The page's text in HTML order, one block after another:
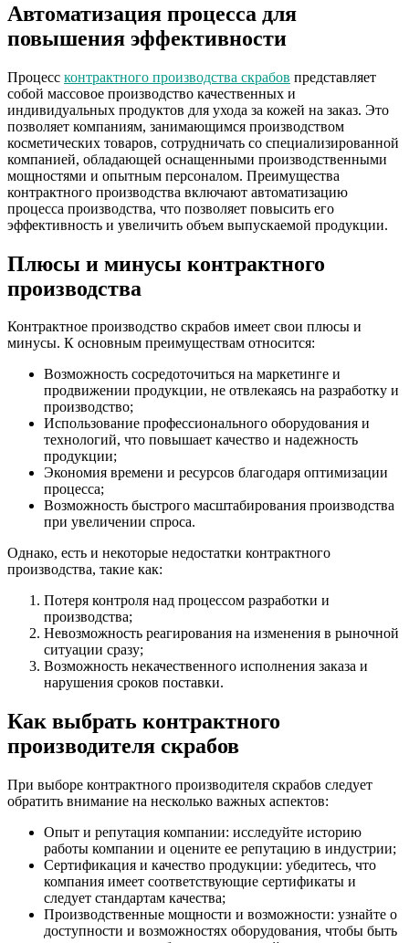
Автоматизация процесса для
повышения эффективности
Процесс контрактного производства скрабов представляет
собой массовое производство качественных и
индивидуальных продуктов для ухода за кожей на заказ. Это
позволяет компаниям, занимающимся производством
косметических товаров, сотрудничать со специализированной
компанией, обладающей оснащенными производственными
мощностями и опытным персоналом. Преимущества
контрактного производства включают автоматизацию
процесса производства, что позволяет повысить его
эффективность и увеличить объем выпускаемой продукции.
Плюсы и минусы контрактного
производства
Контрактное производство скрабов имеет свои плюсы и
минусы. К основным преимуществам относится:
Возможность сосредоточиться на маркетинге и
продвижении продукции, не отвлекаясь на разработку и
производство;
Использование профессионального оборудования и
технологий, что повышает качество и надежность
продукции;
Экономия времени и ресурсов благодаря оптимизации
процесса;
Возможность быстрого масштабирования производства
при увеличении спроса.
Однако, есть и некоторые недостатки контрактного
производства, такие как:
Потеря контроля над процессом разработки и
производства;
Невозможность реагирования на изменения в рыночной
ситуации сразу;
Возможность некачественного исполнения заказа и
нарушения сроков поставки.
Как выбрать контрактного
производителя скрабов
При выборе контрактного производителя скрабов следует
обратить внимание на несколько важных аспектов:
Опыт и репутация компании: исследуйте историю
работы компании и оцените ее репутацию в индустрии;
Сертификация и качество продукции: убедитесь, что
компания имеет соответствующие сертификаты и
следует стандартам качества;
Производственные мощности и возможности: узнайте о
доступности и возможностях оборудования, чтобы быть